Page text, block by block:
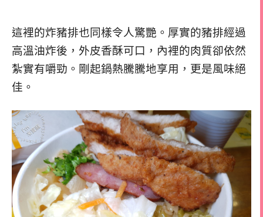
這裡的炸豬排也同樣令人驚艷。厚實的豬排經過
高溫油炸後，外皮香酥可口，內裡的肉質卻依然
紮實有嚼勁。剛起鍋熱騰騰地享用，更是風味絕
佳。